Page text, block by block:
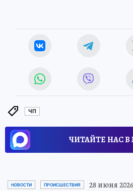
ЧП
ЧИТАЙТЕ НАС В
НОВОСТИ ПРОИСШЕСТВИЯ 28 июня